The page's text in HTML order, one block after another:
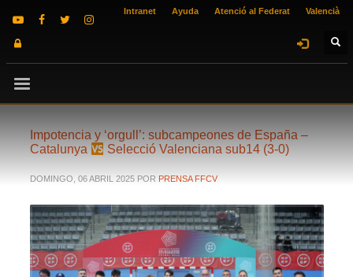
Intranet Ayuda Atenció al Federat Valencià
Impotencia y ‘orgull’: subcampeones de España –
Catalunya
Selecció Valenciana sub14 (3-0)
DOMINGO, 06 ABRIL 2025 POR PRENSA FFCV